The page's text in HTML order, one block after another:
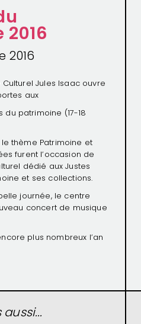
2016
Jules Isaac ouvre
aux
patrimoine (17-18
thème Patrimoine et
furent l’occasion de
dédié aux Justes
et ses collections.
journée, le centre
concert de musique
plus nombreux l’an